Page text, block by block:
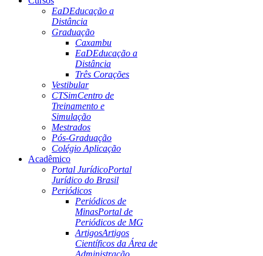
EaDEducação a
Distância
Graduação
Caxambu
EaDEducação a
Distância
Três Corações
Vestibular
CTSimCentro de
Treinamento e
Simulação
Mestrados
Pós-Graduação
Colégio Aplicação
Acadêmico
Portal JurídicoPortal
Jurídico do Brasil
Periódicos
Periódicos de
MinasPortal de
Periódicos de MG
ArtigosArtigos
Científicos da Área de
Administração